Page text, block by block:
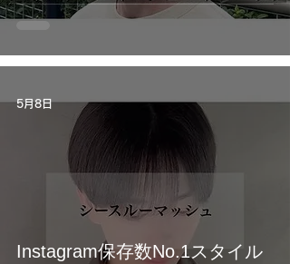
Instagram保存数No.1スタイル
5月8日